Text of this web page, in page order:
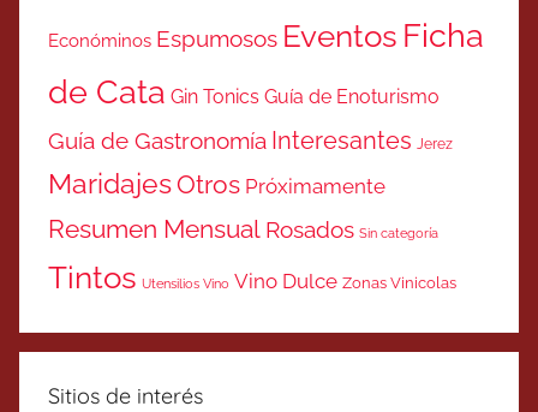
Económinos Espumosos Eventos Ficha
de Cata Gin Tonics Guía de Enoturismo
Guía de Gastronomía Interesantes Jerez
MaridajesOtros Próximamente
Resumen Mensual Rosados Sin categoría
Tintos Utensilios Vino Vino Dulce Zonas Vinicolas
Sitios de interés